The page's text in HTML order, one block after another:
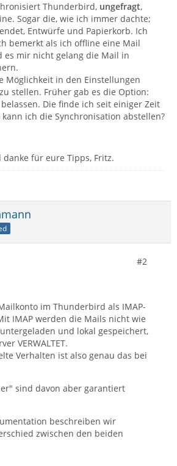
Thunderbird, ungefragt,
Sogar die, wie ich immer dachte;
Entwürfe und Papierkorb. Ich
bemerkt als ich offline eine Mail
es mir nicht gelang die Mail in
Möglichkeit in den Einstellungen
stellen. Früher gab es die Option:
Die finde ich seit einiger Zeit
ich die Synchronisation abstellen?
danke für eure Tipps, Fritz.
#2
im Thunderbird als IMAP-
IMAP werden die Mails nicht wie
und lokal gespeichert,
VERWALTET.
Verhalten ist also genau das bei
sind davon aber garantiert
beschreiben wir
zwischen den beiden